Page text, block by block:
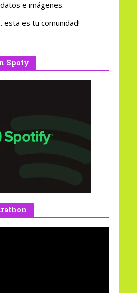
e imágenes.
esta es tu comunidad!
Spoty